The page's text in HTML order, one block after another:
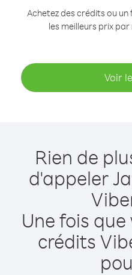
Achetez des crédits ou
les meilleurs prix
Voir
Rien de
d'appeler
Une fois que
crédits